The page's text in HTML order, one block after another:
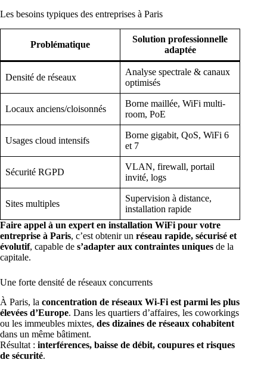
Les besoins typiques des entreprises à Paris
Problématique
Solution professionnelle
adaptée
Densité de réseaux
Analyse spectrale & canaux
optimisés
Locaux anciens/cloisonnés
Borne maillée, WiFi multi-
room, PoE
Usages cloud intensifs
Borne gigabit, QoS, WiFi 6
et 7
Sécurité RGPD
VLAN, firewall, portail
invité, logs
Sites multiples
Supervision à distance,
installation rapide
Faire appel à un expert en installation WiFi pour votre
entreprise à Paris, c’est obtenir un réseau rapide, sécurisé et
évolutif, capable de s’adapter aux contraintes uniques de la
capitale.
Une forte densité de réseaux concurrents
À Paris, la concentration de réseaux Wi-Fi est parmi les plus
élevées d’Europe. Dans les quartiers d’affaires, les coworkings
ou les immeubles mixtes, des dizaines de réseaux cohabitent
dans un même bâtiment.
Résultat : interférences, baisse de débit, coupures et risques
de sécurité.